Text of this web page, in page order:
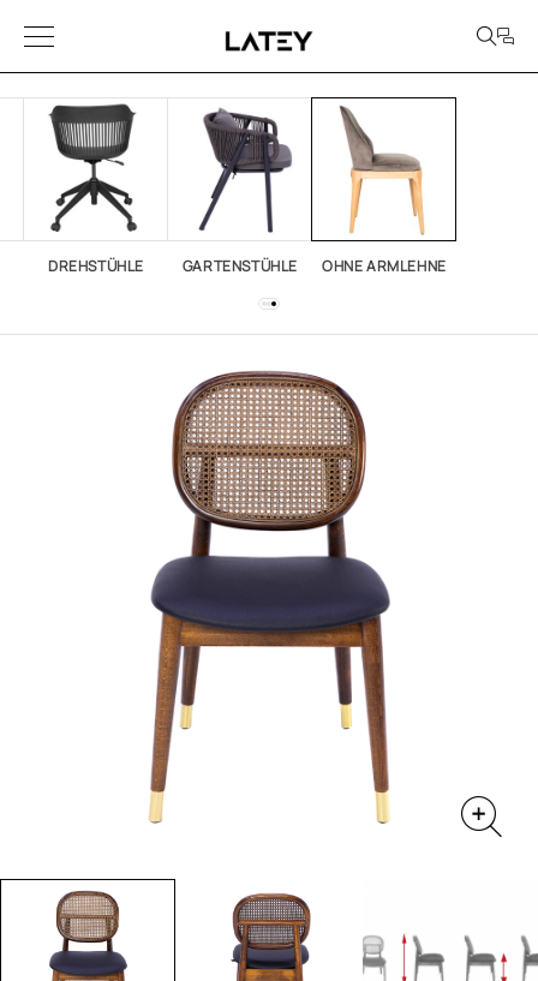
DREHSTÜHLE GARTENSTÜHLE OHNE ARMLEHNE